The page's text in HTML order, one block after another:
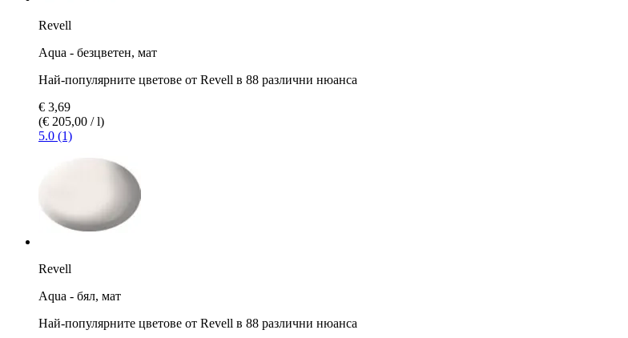
Revell
Aqua - безцветен, мат
Най-популярните цветове от Revell в 88 различни нюанса
€ 3,69
(€ 205,00 / l)
5.0 (1)
Revell
Aqua - бял, мат
Най-популярните цветове от Revell в 88 различни нюанса